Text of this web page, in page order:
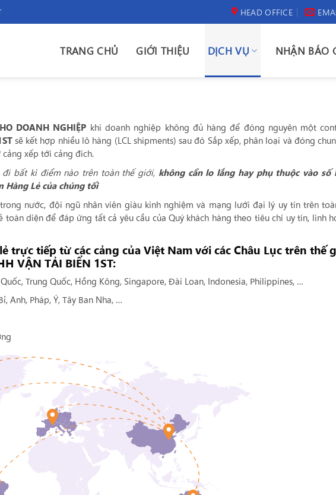
HEAD OFFICE
TRANG CHỦ GIỚI THIỆU DỊCH VỤ NHẬN BÁO
DOANH NGHIỆP khi doanh nghiệp không đủ hàng để đóng nguyên một
sẽ kết hợp nhiều lô hàng (LCL shipments) sau đó Sắp xếp, phân loại và đóng
xếp tới cảng đích.
đi bất kì điểm nào trên toàn thế giới, không cần lo lắng hay phụ thuộc vào số
Hàng Lẻ của chúng tối
nước, đội ngũ nhân viên giàu kinh nghiệm và mạng lưới đại lý uy tín trên
diện để đáp ứng tất cả yêu cầu của Quý khách hàng theo tiêu chí uy tín, linh
trực tiếp từ các cảng của Việt Nam với các Châu Lục trên thế
VẬN TẢI BIỂN 1ST:
Trung Quốc, Hồng Kông, Singapore, Đài Loan, Indonesia, Philippines, …
Anh, Pháp, Ý, Tây Ban Nha, …